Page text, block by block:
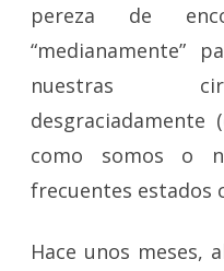
pereza de
“medianamente”
nuestras
como somos o
frecuentes estados
Hace unos meses,